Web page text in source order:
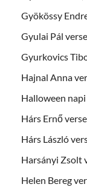
Gyökössy
Gyulai Pál
Gyurkovics
Hajnal Anna
Halloween
Hárs Ernő
Hárs László
Harsányi Zsolt
Helen Bereg